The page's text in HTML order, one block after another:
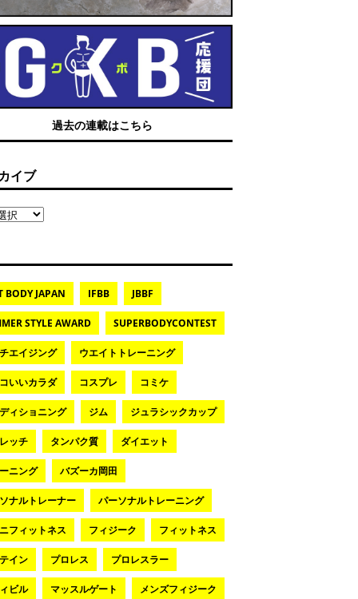
過去の連載はこちら
イブ
BODY JAPAN IFBB JBBF
STYLE AWARD SUPERBODYCONTEST
エイジング ウエイトトレーニング
いいカラダ コスプレ コミケ
ィショニング ジム ジュラシックカップ
ッチ タンパク質 ダイエット
ニング バズーカ岡田
ナルトレーナー パーソナルトレーニング
フィットネス フィジーク フィットネス
イン プロレス プロレスラー
ビル マッスルゲート メンズフィジーク